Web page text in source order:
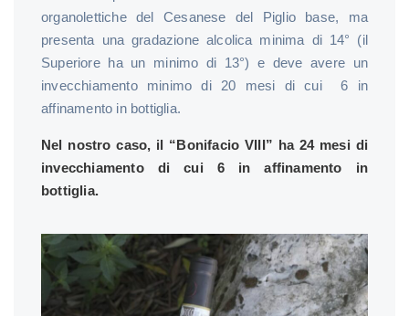
organolettiche del Cesanese del Piglio base, ma
presenta una gradazione alcolica minima di 14° (il
Superiore ha un minimo di 13°) e deve avere un
invecchiamento minimo di 20 mesi di cui 6 in
affinamento in bottiglia.
Nel nostro caso, il “Bonifacio VIII” ha 24 mesi di
invecchiamento di cui 6 in affinamento in
bottiglia.